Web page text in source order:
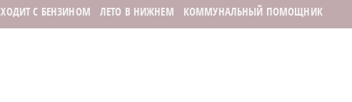
С БЕНЗИНОМ ЛЕТО В НИЖНЕМ КОММУНАЛЬНЫЙ ПОМОЩНИК